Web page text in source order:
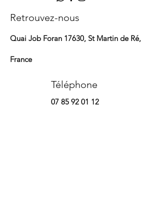
Retrouvez-nous​
Quai Job Foran 17630, St Martin de Ré,
France
Téléphone
07 85 92 01 12